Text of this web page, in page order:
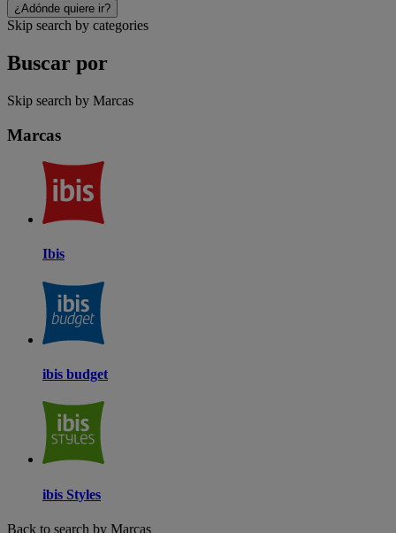
¿Adónde quiere ir?
Skip search by categories
Buscar por
Skip search by Marcas
Marcas
Ibis
ibis budget
ibis Styles
Back to search by Marcas